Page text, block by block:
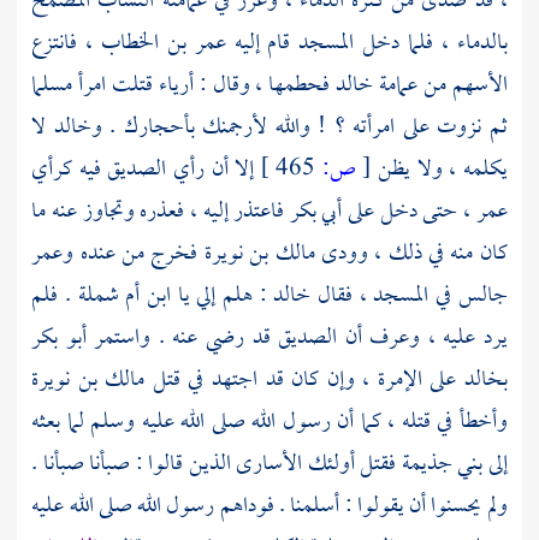
بالدماء ، فلما دخل المسجد قام إليهعمر بن الخطاب ، فانتزع
الأسهم من عمامةخالدفحطمها ، وقال : أرياء قتلت امرأ مسلما
ثم نزوت على امرأته ؟ ! والله لأرجمنك بأحجارك . وخالد لا
يكلمه ، ولا يظن[ص: إلا أن رأي الصديقفيه كرأي
عمر، حتى دخل علىأبي بكرفاعتذر إليه ، فعذره وتجاوز عنه ما
كان منه في ذلك ، وودىمالك بن نويرة فخرج من عنده وعمر
جالس في المسجد ، فقال خالد: هلم إلي يا ابن أم شملة . فلم
يرد عليه ، وعرف أن الصديققد رضي عنه . واستمرأبو بكر
بخالدعلى الإمرة ، وإن كان قد اجتهد في قتلمالك بن نويرة
وأخطأ في قتله ، كما أن رسول الله صلى الله عليه وسلم لما بعثه
إلىبني جذيمةفقتل أولئك الأسارى الذين قالوا : صبأنا صبأنا .
ولم يحسنوا أن يقولوا : أسلمنا . فوداهم رسول الله صلى الله عليه